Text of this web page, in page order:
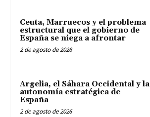
Ceuta, Marruecos y el problema
estructural que el gobierno de
España se niega a afrontar
2 de agosto de 2026
Argelia, el Sáhara Occidental y la
autonomía estratégica de
España
2 de agosto de 2026